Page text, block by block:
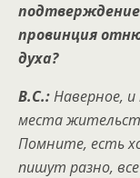
провинция
духа?
В.С.:Наверное,
места
Помните, есть
пишут разно,